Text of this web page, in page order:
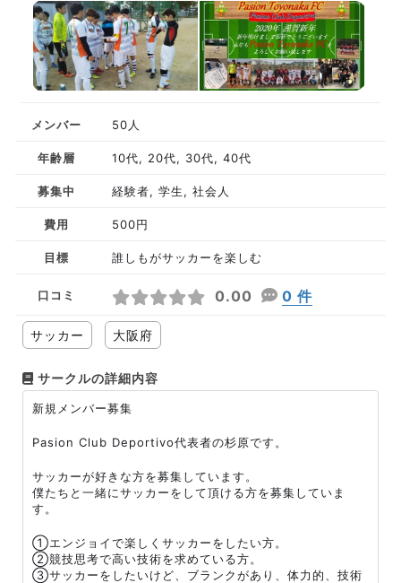
メンバー 50人
年齢層 10代, 20代, 30代, 40代
募集中 経験者, 学生, 社会人
費用 500円
目標 誰しもがサッカーを楽しむ
口コミ 0.00 0 件
サッカー 大阪府
サークルの詳細内容
新規メンバー募集
Pasion Club Deportivo代表者の杉原です。
サッカーが好きな方を募集しています。
僕たちと一緒にサッカーをして頂ける方を募集していま
す。
①エンジョイで楽しくサッカーをしたい方。
②競技思考で高い技術を求めている方。
③サッカーをしたいけど、ブランクがあり、体力的、技術